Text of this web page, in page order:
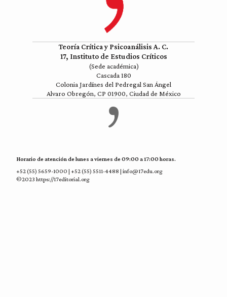
Teoría Crítica y Psicoanálisis A. C.
17, Instituto de Estudios Críticos
(Sede académica)
Cascada 180
Colonia Jardínes del Pedregal San Ángel
Alvaro Obregón, CP 01900, Ciudad de México
Horario de atención de lunes a viernes de 09:00 a 17:00 horas.
+52 (55) 5659-1000 | +52 (55) 5511-4488 | info@17edu.org
©2023 https://17editorial.org